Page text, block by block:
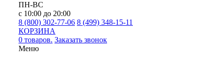
ПН-ВС
с 10:00 до 20:00
8 (800) 302-77-06 8 (499) 348-15-11
КОРЗИНА
0 товаров. Заказать звонок
Меню